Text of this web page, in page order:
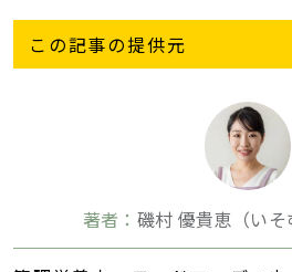
この記事の提供元
著者： 磯村 優貴恵（いそ